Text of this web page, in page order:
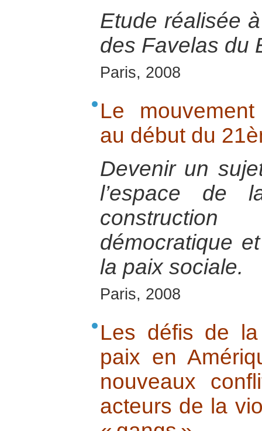
Etude réalisée
des Favelas du
Paris, 2008
Le
au début du
Devenir un
l’espace de
démocratique
la paix sociale.
Paris, 2008
Les défis de
paix en
nouveaux
acteurs de la